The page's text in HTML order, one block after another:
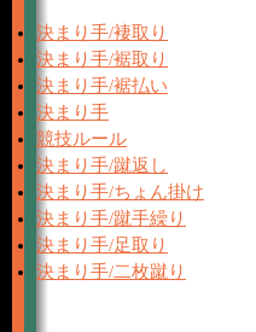
決まり手/褄取り
決まり手/裾取り
決まり手/裾払い
決まり手
競技ルール
決まり手/蹴返し
決まり手/ちょん掛け
決まり手/蹴手繰り
決まり手/足取り
決まり手/二枚蹴り